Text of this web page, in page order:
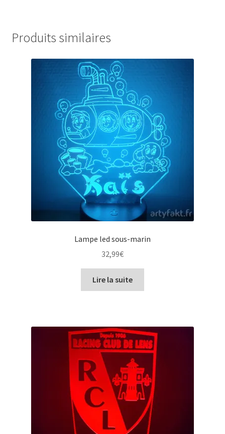
Produits similaires
Lampe led sous-marin
32,99€
Lire la suite